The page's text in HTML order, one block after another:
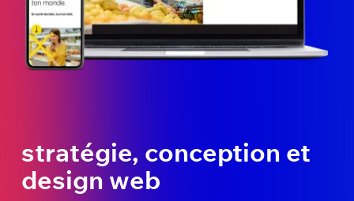
stratégie, conception et
design web